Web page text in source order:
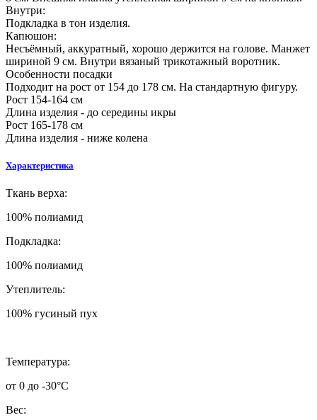
Внутри:
Подкладка в тон изделия.
Капюшон:
Несъёмный, аккуратный, хорошо держится на голове. Манжет
шириной 9 см. Внутри вязаный трикотажный воротник.
Особенности посадки
Подходит на рост от 154 до 178 см. На стандартную фигуру.
Рост 154-164 см
Длина изделия - до середины икры
Рост 165-178 см
Длина изделия - ниже колена
Характеристика
Ткань верха:
100% полиамид
Подкладка:
100% полиамид
Утеплитель:
100% гусиный пух
Температура:
от 0 до -30°C
Вес: